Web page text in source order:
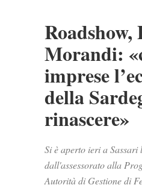
Roadshow,
Morandi:
imprese
della
rinascere»
Si è aperto ieri a Sassari
dall'assessorato alla
Autorità di Gestione di